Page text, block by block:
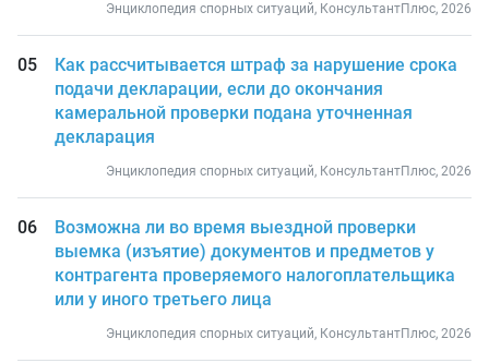
Энциклопедия спорных ситуаций, КонсультантПлюс, 2026
Как рассчитывается штраф за нарушение срока
подачи декларации, если до окончания
камеральной проверки подана уточненная
декларация
Энциклопедия спорных ситуаций, КонсультантПлюс, 2026
Возможна ли во время выездной проверки
выемка (изъятие) документов и предметов у
контрагента проверяемого налогоплательщика
или у иного третьего лица
Энциклопедия спорных ситуаций, КонсультантПлюс, 2026